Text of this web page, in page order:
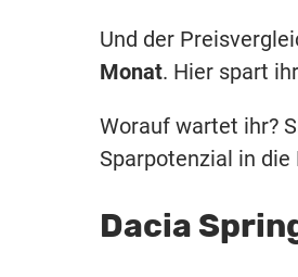
Und der
Monat. Hier spart ihr
Worauf wartet ihr?
Sparpotenzial in
Dacia